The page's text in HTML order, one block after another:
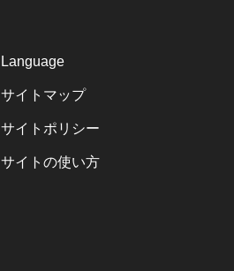
Language
サイトマップ
サイトポリシー
サイトの使い方